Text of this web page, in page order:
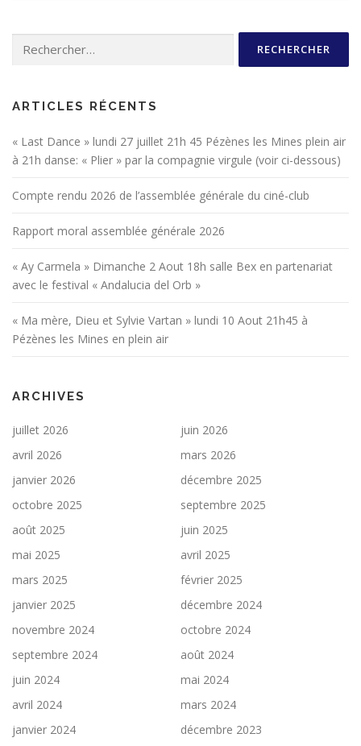
ARTICLES RÉCENTS
« Last Dance » lundi 27 juillet 21h 45 Pézènes les Mines plein air
à 21h danse: « Plier » par la compagnie virgule (voir ci-dessous)
Compte rendu 2026 de l’assemblée générale du ciné-club
Rapport moral assemblée générale 2026
« Ay Carmela » Dimanche 2 Aout 18h salle Bex en partenariat
avec le festival « Andalucia del Orb »
« Ma mère, Dieu et Sylvie Vartan » lundi 10 Aout 21h45 à
Pézènes les Mines en plein air
ARCHIVES
juillet 2026
juin 2026
avril 2026
mars 2026
janvier 2026
décembre 2025
octobre 2025
septembre 2025
août 2025
juin 2025
mai 2025
avril 2025
mars 2025
février 2025
janvier 2025
décembre 2024
novembre 2024
octobre 2024
septembre 2024
août 2024
juin 2024
mai 2024
avril 2024
mars 2024
janvier 2024
décembre 2023